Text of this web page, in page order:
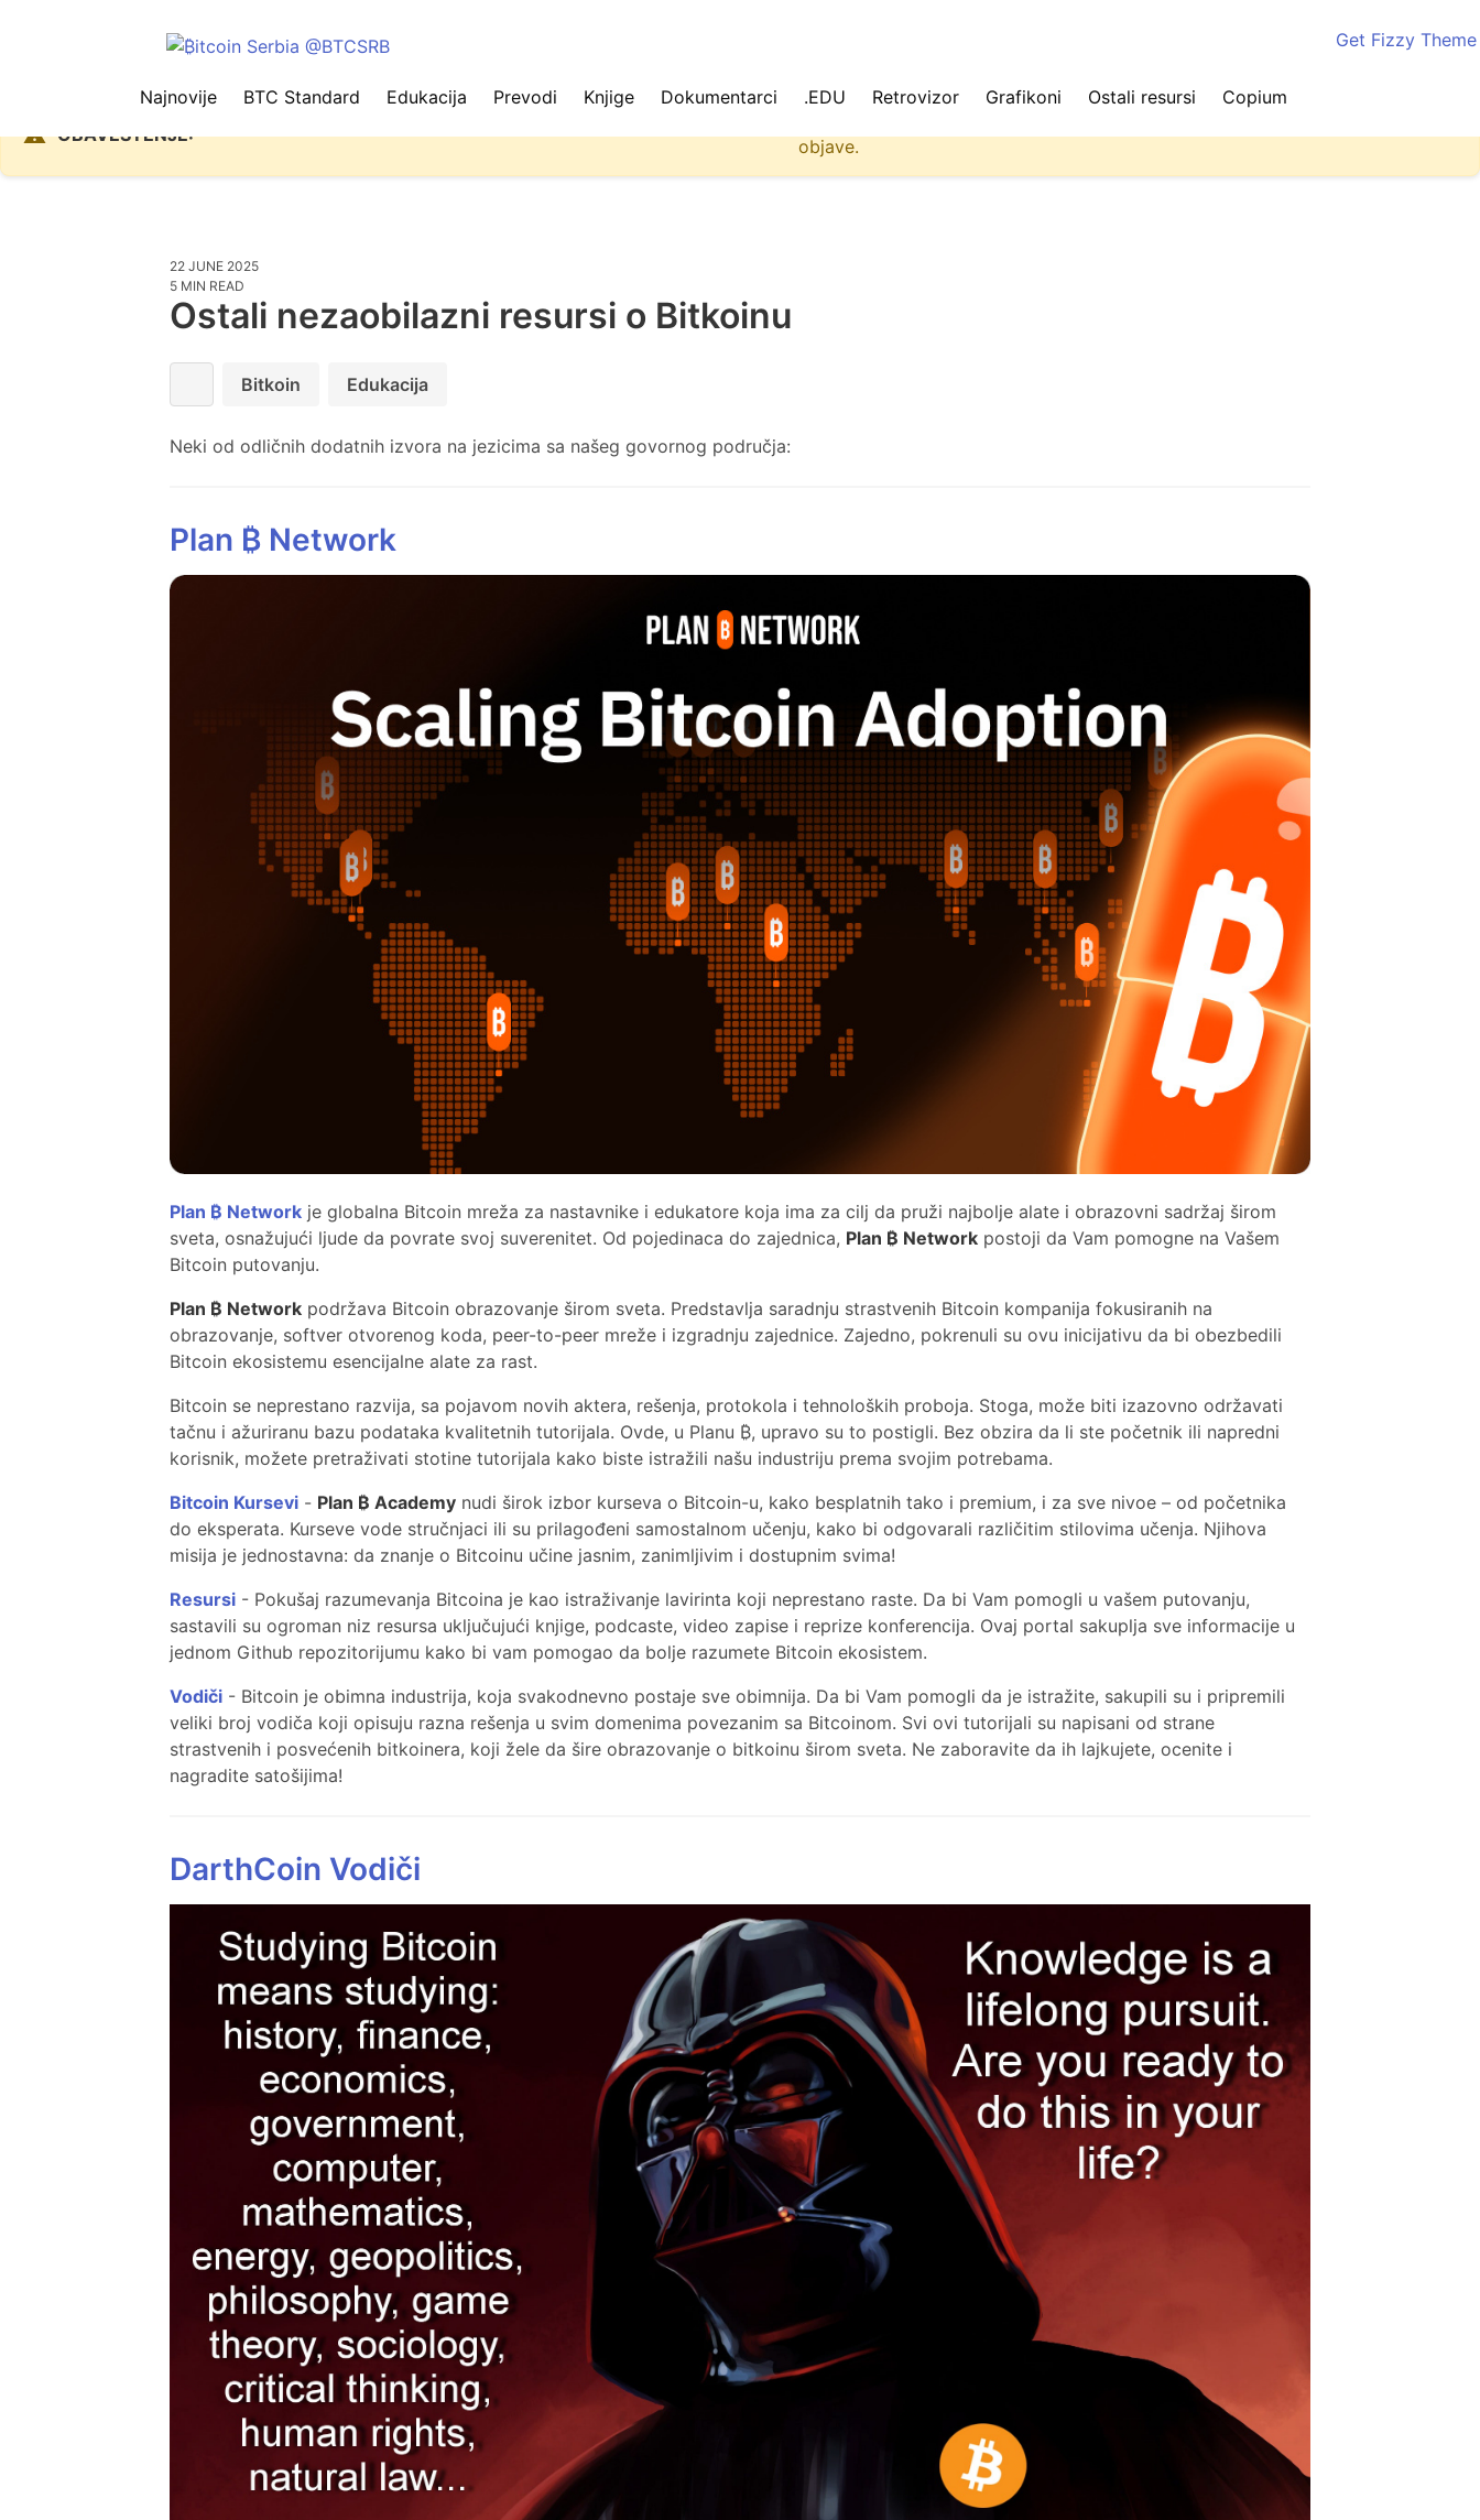
⚠️ OBAVEŠTENJE:
objave.
Najnovije BTC Standard Edukacija Prevodi Knjige Dokumentarci .EDU Retrovizor Grafikoni Ostali resursi Copium
Get Fizzy Theme
22 JUNE 2025
5 MIN READ
Ostali nezaobilazni resursi o Bitkoinu
Bitkoin Edukacija
Neki od odličnih dodatnih izvora na jezicima sa našeg govornog područja:
Plan ₿ Network
Plan ₿ Networkje globalna Bitcoin mreža za nastavnike i edukatore koja ima za cilj da pruži najbolje alate i obrazovni sadržaj širom
sveta, osnažujući ljude da povrate svoj suverenitet. Od pojedinaca do zajednica, Plan ₿ Networkpostoji da Vam pomogne na Vašem
Bitcoin putovanju.
Plan ₿ Networkpodržava Bitcoin obrazovanje širom sveta. Predstavlja saradnju strastvenih Bitcoin kompanija fokusiranih na
obrazovanje, softver otvorenog koda, peer-to-peer mreže i izgradnju zajednice. Zajedno, pokrenuli su ovu inicijativu da bi obezbedili
Bitcoin ekosistemu esencijalne alate za rast.
Bitcoin se neprestano razvija, sa pojavom novih aktera, rešenja, protokola i tehnoloških proboja. Stoga, može biti izazovno održavati
tačnu i ažuriranu bazu podataka kvalitetnih tutorijala. Ovde, u Planu ₿, upravo su to postigli. Bez obzira da li ste početnik ili napredni
korisnik, možete pretraživati stotine tutorijala kako biste istražili našu industriju prema svojim potrebama.
Bitcoin Kursevi- Plan ₿ Academynudi širok izbor kurseva o Bitcoin-u, kako besplatnih tako i premium, i za sve nivoe – od početnika
do eksperata. Kurseve vode stručnjaci ili su prilagođeni samostalnom učenju, kako bi odgovarali različitim stilovima učenja. Njihova
misija je jednostavna: da znanje o Bitcoinu učine jasnim, zanimljivim i dostupnim svima!
Resursi- Pokušaj razumevanja Bitcoina je kao istraživanje lavirinta koji neprestano raste. Da bi Vam pomogli u vašem putovanju,
sastavili su ogroman niz resursa uključujući knjige, podcaste, video zapise i reprize konferencija. Ovaj portal sakuplja sve informacije u
jednom Github repozitorijumu kako bi vam pomogao da bolje razumete Bitcoin ekosistem.
Vodiči- Bitcoin je obimna industrija, koja svakodnevno postaje sve obimnija. Da bi Vam pomogli da je istražite, sakupili su i pripremili
veliki broj vodiča koji opisuju razna rešenja u svim domenima povezanim sa Bitcoinom. Svi ovi tutorijali su napisani od strane
strastvenih i posvećenih bitkoinera, koji žele da šire obrazovanje o bitkoinu širom sveta. Ne zaboravite da ih lajkujete, ocenite i
nagradite satošijima!
DarthCoin Vodiči